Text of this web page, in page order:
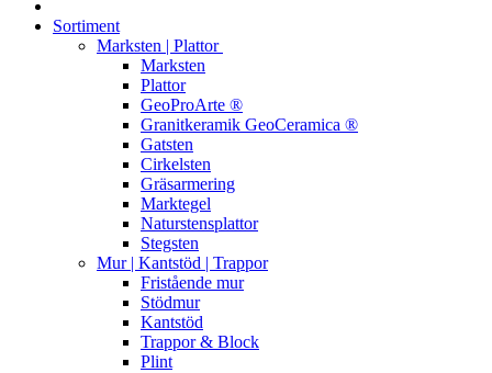
Sortiment
Marksten | Plattor
Marksten
Plattor
GeoProArte ®
Granitkeramik GeoCeramica ®
Gatsten
Cirkelsten
Gräsarmering
Marktegel
Naturstensplattor
Stegsten
Mur | Kantstöd | Trappor
Fristående mur
Stödmur
Kantstöd
Trappor & Block
Plint